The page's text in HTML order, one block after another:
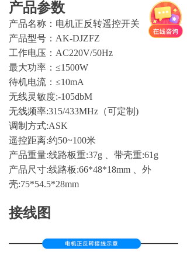
产品参数
产品名称：电机正反转遥控开关
产品型号：AK-DJZFZ
工作电压：AC220V/50Hz
最大功率：≤1500W
待机电流：≤10mA
无线灵敏度:-105dbM
无线频率:315/433MHz（可定制)
调制方式:ASK
遥控距离:约50~100米
产品重量:线路板重:37g 、带壳重:61g
产品尺寸:线路板:66*48*18mm 、外
壳:75*54.5*28mm
接线图